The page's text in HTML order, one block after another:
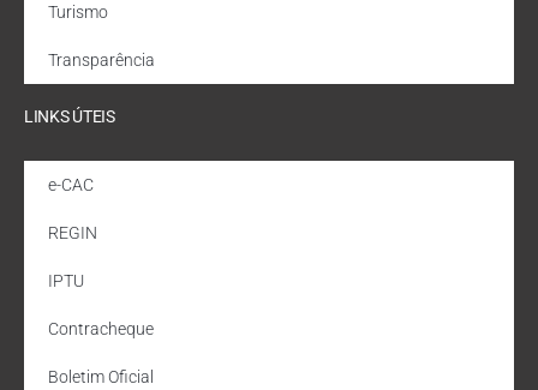
Turismo
Transparência
LINKS ÚTEIS
e-CAC
REGIN
IPTU
Contracheque
Boletim Oficial